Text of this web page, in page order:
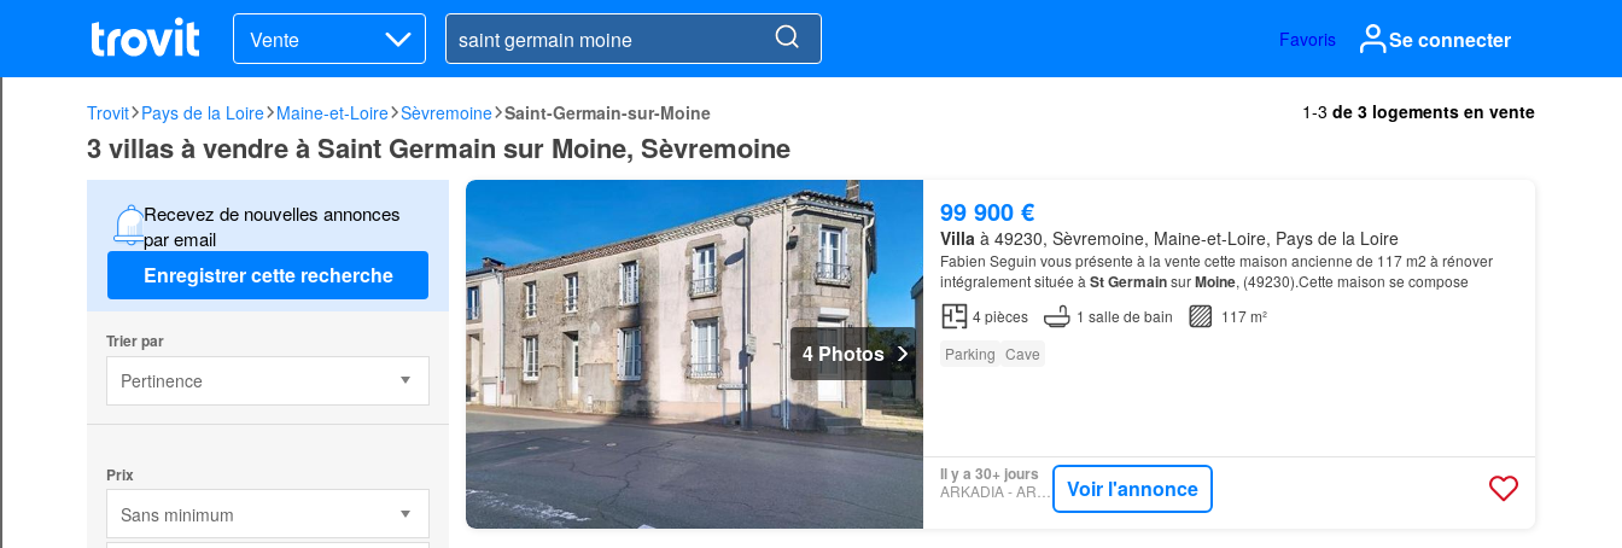
Vente Favoris Se connecter
Trovit Pays de la Loire Maine-et-Loire Sèvremoine Saint-Germain-sur-Moine 1-3 de 3 logements en vente
3 villas à vendre à Saint Germain sur Moine, Sèvremoine
Recevez de nouvelles annonces
par email
Enregistrer cette recherche
Trier par
Pertinence
Prix
Sans minimum
4 Photos
99 900 €
Villaà 49230, Sèvremoine, Maine-et-Loire, Pays de la Loire
Fabien Seguin vous présente à la vente cette maison ancienne de 117 m2 à rénover
intégralement située à StGermainsurMoine, (49230).Cette maison se compose
4pièces 1 salle de bain
117 m²
Parking Cave
Il y a 30+ jours
ARKADIA - ARKADIA Voir l'annonce